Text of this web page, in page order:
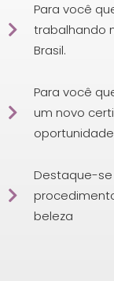
Para você
trabalhando
Brasil.
Para você
um novo
Destaque-
beleza